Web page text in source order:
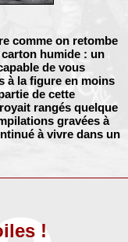
comme on retombe
humide : un
de vous
à la figure en moins
de cette
rangés quelque
gravées à
à vivre dans un
!